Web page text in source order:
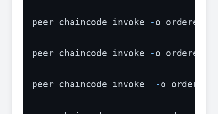
peer chaincode invoke -o
peer chaincode invoke -o
peer chaincode invoke -o